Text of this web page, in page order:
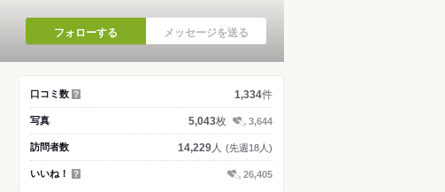
フォローする メッセージを送る
口コミ数 ？ 1,334件
写真 5,043枚 3,644
訪問者数 14,229人 (先週18人)
いいね！ ？ 26,405